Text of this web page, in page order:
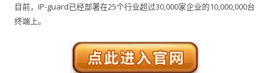
目前，IP-guard已经部署在25个行业超过30,000家企业的10,000,000台
终端上。